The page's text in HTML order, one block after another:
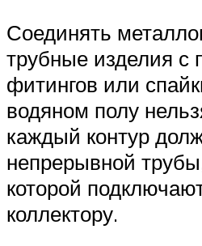
Соединять
трубные изделия
фитингов или
водяном полу
каждый контур
непрерывной
которой
коллектору.